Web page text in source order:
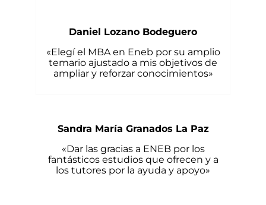
Daniel Lozano Bodeguero
«Elegí el MBA en Eneb por su amplio
temario ajustado a mis objetivos de
ampliar y reforzar conocimientos»
Sandra María Granados La Paz
«Dar las gracias a ENEB por los
fantásticos estudios que ofrecen y a
los tutores por la ayuda y apoyo»